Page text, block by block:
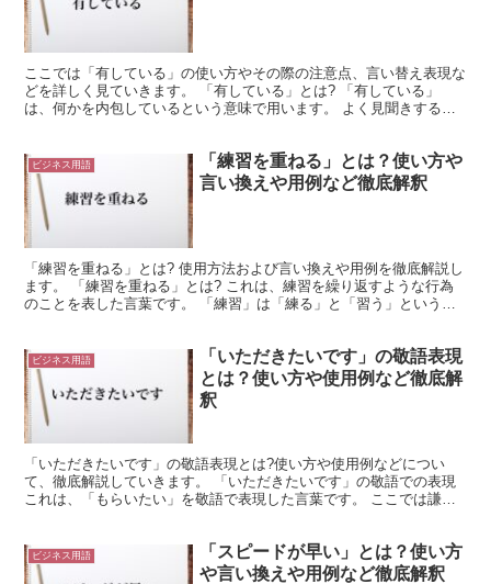
ここでは「有している」の使い方やその際の注意点、言い替え表現な
どを詳しく見ていきます。 「有している」とは? 「有している」
は、何かを内包しているという意味で用います。 よく見聞きするの
ビジネス用語
「練習を重ねる」とは？使い方や
言い換えや用例など徹底解釈
「練習を重ねる」とは? 使用方法および言い換えや用例を徹底解説し
ます。 「練習を重ねる」とは? これは、練習を繰り返すような行為
のことを表した言葉です。 「練習」は「練る」と「習う」という二
ビジネス用語
「いただきたいです」の敬語表現
とは？使い方や使用例など徹底解
釈
「いただきたいです」の敬語表現とは?使い方や使用例などについ
て、徹底解説していきます。 「いただきたいです」の敬語での表現
これは、「もらいたい」を敬語で表現した言葉です。 ここでは謙譲
ビジネス用語
「スピードが早い」とは？使い方
や言い換えや用例など徹底解釈